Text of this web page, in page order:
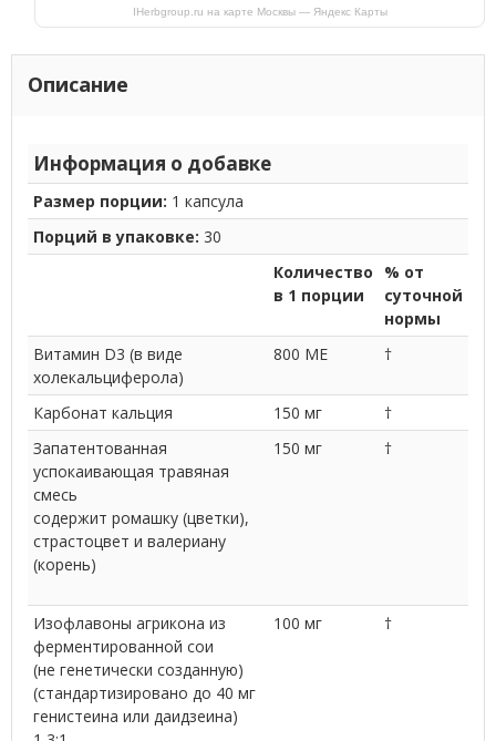
IHerbgroup.ru на карте Москвы — Яндекс Карты
Описание
Информация о добавке
Размер порции: 1 капсула
Порций в упаковке: 30
Количество
в 1 порции
% от
суточной
нормы
Витамин D3 (в виде
холекальциферола)
800 МЕ †
Карбонат кальция 150 мг
†
Запатентованная
успокаивающая травяная
смесь
содержит ромашку (цветки),
страстоцвет и валериану
(корень)
150 мг †
Изофлавоны агрикона из
ферментированной сои
(не генетически созданную)
(стандартизировано до 40 мг
генистеина или даидзеина)
100 мг †